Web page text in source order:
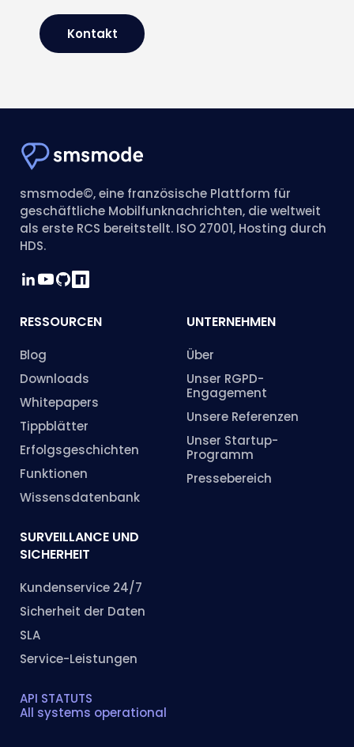
Kontakt
smsmode©, eine französische Plattform für
geschäftliche Mobilfunknachrichten, die weltweit
als erste RCS bereitstellt. ISO 27001, Hosting durch
HDS.
RESSOURCEN
Blog
Downloads
Whitepapers
Tippblätter
Erfolgsgeschichten
Funktionen
Wissensdatenbank
UNTERNEHMEN
Über
Unser RGPD-
Engagement
Unsere Referenzen
Unser Startup-
Programm
Pressebereich
SURVEILLANCE UND
SICHERHEIT
Kundenservice 24/7
Sicherheit der Daten
SLA
Service-Leistungen
API STATUTS
All systems operational